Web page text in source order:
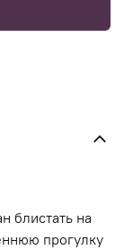
блистать на
прогулку